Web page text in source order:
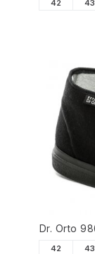
42 43
Dr. Orto
42 43